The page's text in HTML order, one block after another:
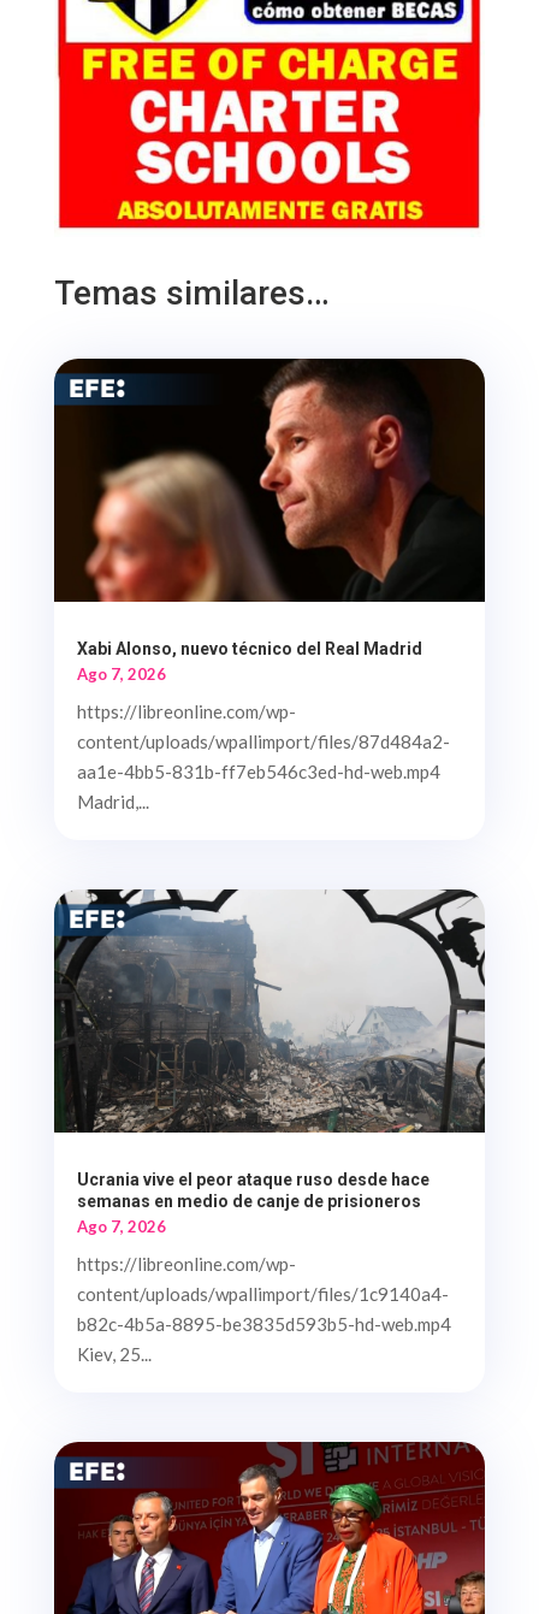
Temas similares…
Xabi Alonso, nuevo técnico del Real Madrid
Ago 7, 2026
https://libreonline.com/wp-
content/uploads/wpallimport/files/87d484a2-
aa1e-4bb5-831b-ff7eb546c3ed-hd-web.mp4
Madrid,...
Ucrania vive el peor ataque ruso desde hace
semanas en medio de canje de prisioneros
Ago 7, 2026
https://libreonline.com/wp-
content/uploads/wpallimport/files/1c9140a4-
b82c-4b5a-8895-be3835d593b5-hd-web.mp4
Kiev, 25...